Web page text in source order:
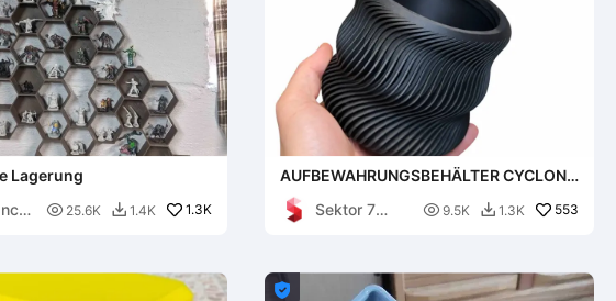
Lagerung
 25.6K  1.4K 1.3K
AUFBEWAHRUNGSBEHÄLTER CYCLONE
/ AUFBEWAHRUNGSBOX /
BÜROORGANIZER
Sektor 7
 9.5K  1.3K 553
